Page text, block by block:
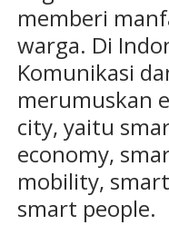
memberi
warga. Di
Komunikasi
merumuskan
city, yaitu
economy,
mobility,
smart people.